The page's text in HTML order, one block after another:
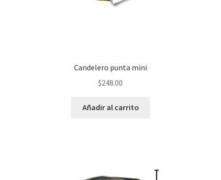
Candelero punta mini
$248.00
Añadir al carrito